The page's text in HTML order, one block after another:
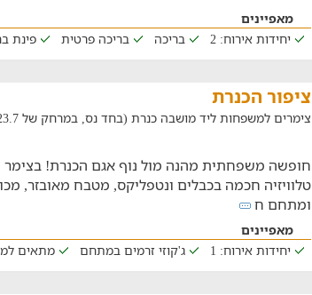
מאפיינים
יחידות אירוח: 2
בריכה בריכה פרטית פינת
ציפור הכנרת
צימרים למשפחות ליד מושבה כנרת (בחד נס, במרחק של 23.7 ק"מ)
חופשה משפחתית מהנה מול נוף אגם הכנרת! בצימר
טלוויזיה חכמה בכבלים ונטפליקס, מטבח מאובזר,
ומתחם ח
מאפיינים
יחידות אירוח: 1
ג'קוזי זרמים במתחם מתאים